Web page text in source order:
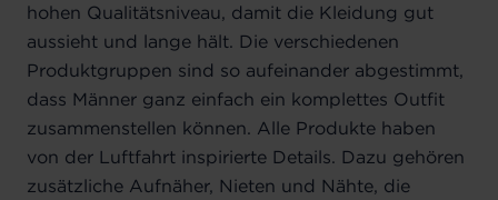
hohen Qualitätsniveau, damit die Kleidung gut
aussieht und lange hält. Die verschiedenen
Produktgruppen sind so aufeinander abgestimmt,
dass Männer ganz einfach ein komplettes Outfit
zusammenstellen können. Alle Produkte haben
von der Luftfahrt inspirierte Details. Dazu gehören
zusätzliche Aufnäher, Nieten und Nähte, die